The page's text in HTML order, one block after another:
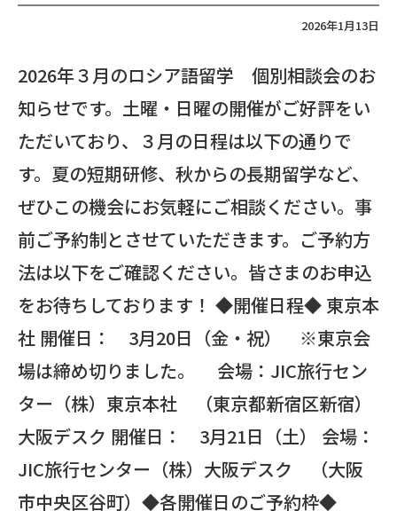
2026年1月13日
2026年３月のロシア語留学 個別相談会のお
知らせです。土曜・日曜の開催がご好評をい
ただいており、３月の日程は以下の通りで
す。夏の短期研修、秋からの長期留学など、
ぜひこの機会にお気軽にご相談ください。事
前ご予約制とさせていただきます。ご予約方
法は以下をご確認ください。皆さまのお申込
をお待ちしております！ ◆開催日程◆ 東京本
社 開催日： 3月20日（金・祝） ※東京会
場は締め切りました。 会場：JIC旅行セン
ター（株）東京本社 （東京都新宿区新宿）
大阪デスク 開催日： 3月21日（土） 会場：
JIC旅行センター（株）大阪デスク （大阪
市中央区谷町）◆各開催日のご予約枠◆